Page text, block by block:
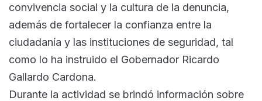
convivencia social y la cultura de la denuncia,
además de fortalecer la confianza entre la
ciudadanía y las instituciones de seguridad, tal
como lo ha instruido el Gobernador Ricardo
Gallardo Cardona.
Durante la actividad se brindó información sobre